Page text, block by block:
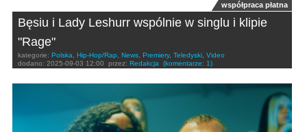
współpraca płatna
Bęsiu i Lady Leshurr wspólnie w singlu i klipie
"Rage"
kategorie: Polska Hip-Hop/Rap News Premiery, Teledyski Video
dodano: 2025-09-03 12:00 przez: Redakcja (komentarze: 1)